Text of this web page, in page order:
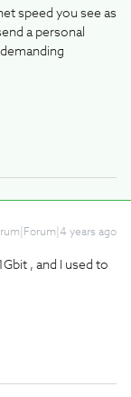
speed you see as
a personal
years ago
, and I used to